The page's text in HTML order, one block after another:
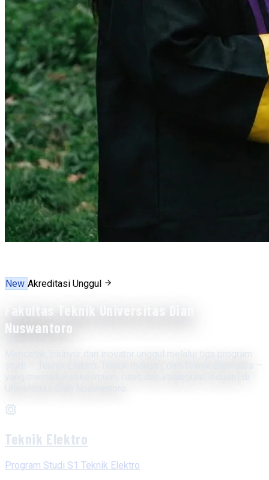
New Akreditasi Unggul
Fakultas Teknik Universitas Dian
Nuswantoro
Mencetak insinyur dan inovator unggul melalui tiga program
studi — Teknik Elektro, Teknik Industri, dan Teknik Biomedis —
Teknik Elektro
Program Studi S1 Teknik Elektro